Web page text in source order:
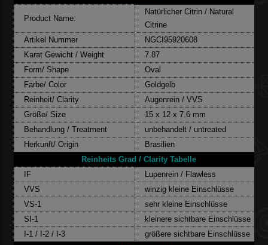
Product Name:
Natürlicher Citrin / Natural
Citrine
Artikel Nummer
NGCI95920608
Karat Gewicht / Weight
7.87
Form/ Shape
Oval
Farbe/ Color
Goldgelb
Reinheit/ Clarity
Augenrein / VVS
Größe/ Size
15 x 12 x 7.6 mm
Behandlung / Treatment
unbehandelt / untreated
Herkunft/ Origin
Brasilien
Reinheits Grad / Clarity Tabelle
IF
Lupenrein / Flawless
VVS
winzig kleine Einschlüsse
VS-1
sehr kleine Einschlüsse
SI-1
kleinere sichtbare Einschlüsse
I-1 / I-2 / I-3
größere sichtbare Einschlüsse